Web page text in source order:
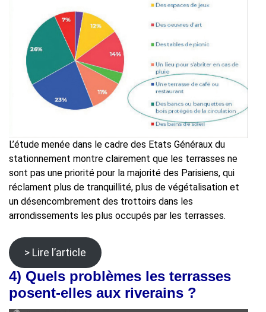
L’étude menée dans le cadre des Etats Généraux du
stationnement montre clairement que les terrasses ne
sont pas une priorité pour la majorité des Parisiens, qui
réclament plus de tranquillité, plus de végétalisation et
un désencombrement des trottoirs dans les
arrondissements les plus occupés par les terrasses.
> Lire l’article
4) Quels problèmes les terrasses
posent-elles aux riverains ?